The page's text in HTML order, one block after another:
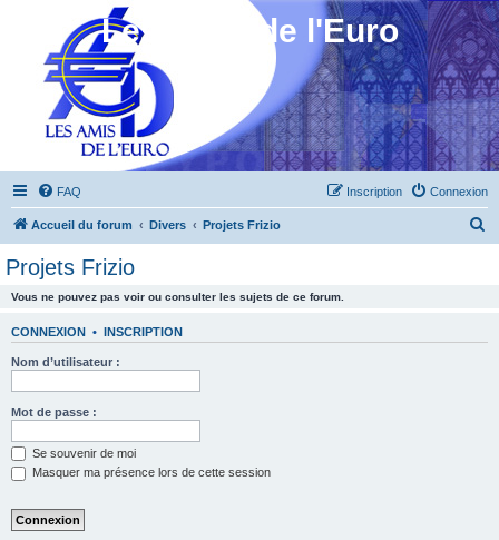
Les Amis de l'Euro
FAQ Connexion
Inscription
Accueil du forum Divers Projets Frizio
Projets Frizio
Vous ne pouvez pas voir ou consulter les sujets de ce forum.
CONNEXION • INSCRIPTION
Nom d’utilisateur :
Mot de passe :
Se souvenir de moi
Masquer ma présence lors de cette session